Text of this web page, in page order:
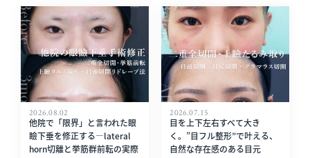
2026.08.02
他院で「限界」と言われた眼
瞼下垂を修正する—lateral
horn切離と挙筋群前転の実際
2026.07.15
目を上下左右すべて大き
く。”目フル整形”で叶える、
自然な存在感のある目元